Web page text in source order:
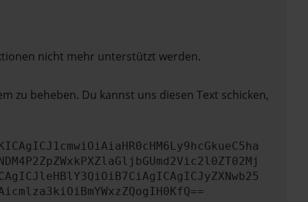
nicht mehr unterstützt werden.
zu beheben. Du kannst uns diesen Text schicken,